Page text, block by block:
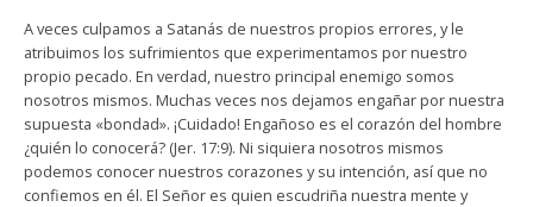
A veces culpamos a Satanás de nuestros propios errores, y le
atribuimos los sufrimientos que experimentamos por nuestro
propio pecado. En verdad, nuestro principal enemigo somos
nosotros mismos. Muchas veces nos dejamos engañar por nuestra
supuesta «bondad». ¡Cuidado! Engañoso es el corazón del hombre
¿quién lo conocerá? (Jer. 17:9). Ni siquiera nosotros mismos
podemos conocer nuestros corazones y su intención, así que no
confiemos en él. El Señor es quien escudriña nuestra mente y